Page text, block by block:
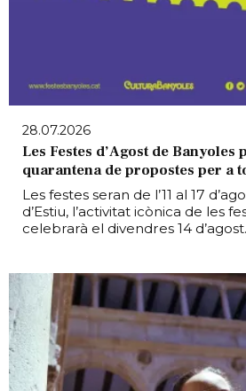
28.07.2026
Les Festes d’Agost de
quarantena de propostes per a
Les festes seran de l’11 al 17
d’Estiu, l’activitat icònica de les
celebrarà el divendres 14 d’agost.